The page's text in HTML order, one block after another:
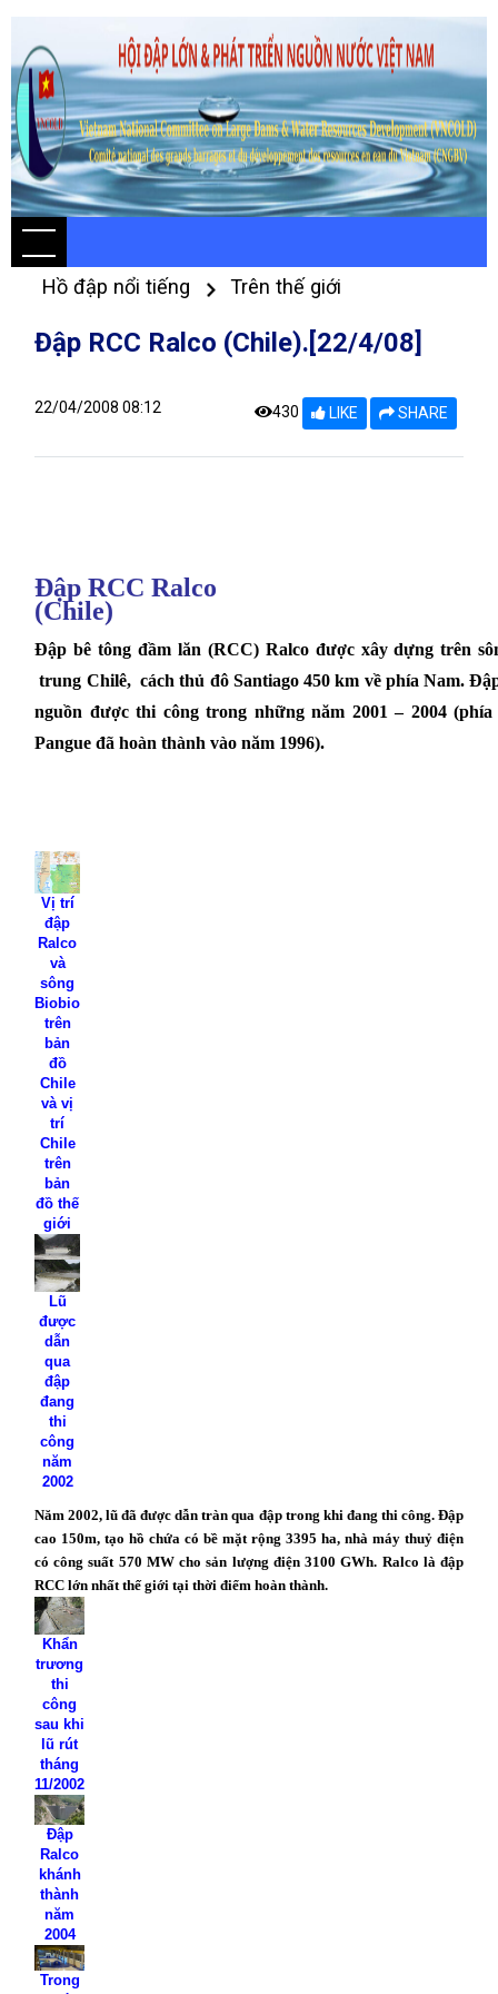
Hồ đập nổi tiếng Trên thế giới
Đập RCC Ralco (Chile).[22/4/08]
22/04/2008 08:12 430 LIKE SHARE
Đập RCC Ralco
(Chile)
Đập bê tông đầm lăn (RCC) Ralcođược xây dựng trên
trung Chilê, cách thủ đô Santiago 450 km về phía Nam.
nguồn được thi công trong những năm 2001 – 2004
Pangue đã hoàn thành vào năm 1996).
Vị trí
đập
Ralco
và
sông
Biobio
trên
bản
đồ
Chile
và vị
trí
Chile
trên
bản
đồ thế
giới
Lũ
được
dẫn
qua
đập
đang
thi
công
năm
2002
Năm 2002, lũ đã được dẫn tràn qua đập trong khi đang thi công. Đập
cao 150m, tạo hồ chứa có bề mặt rộng 3395 ha, nhà máy thuỷ điện
có công suất 570 MW cho sản lượng điện 3100 GWh. Ralco là đập
RCC lớn nhất thế giới tại thời điểm hoàn thành.
Khẩn
trương
thi
công
sau khi
lũ rút
tháng
11/2002
Đập
Ralco
khánh
thành
năm
2004
Trong